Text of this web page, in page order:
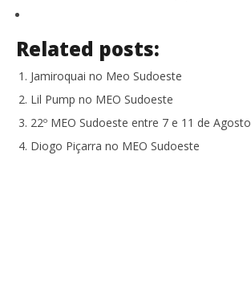
Related posts:
Jamiroquai no Meo Sudoeste
Lil Pump no MEO Sudoeste
22º MEO Sudoeste entre 7 e 11 de Agosto
Diogo Piçarra no MEO Sudoeste